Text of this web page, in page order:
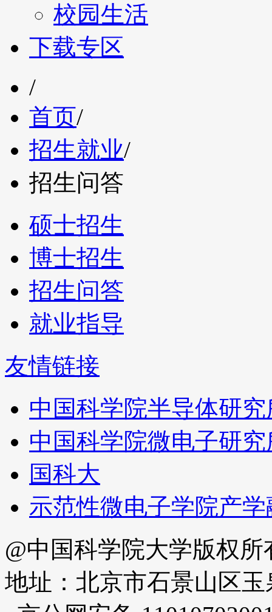
校园生活
下载专区
/
首页/
招生就业/
招生问答
硕士招生
博士招生
招生问答
就业指导
友情链接
中国科学院半导体研究
中国科学院微电子研究
国科大
示范性微电子学院产
@中国科学院大学版权所
地址：北京市石景山区